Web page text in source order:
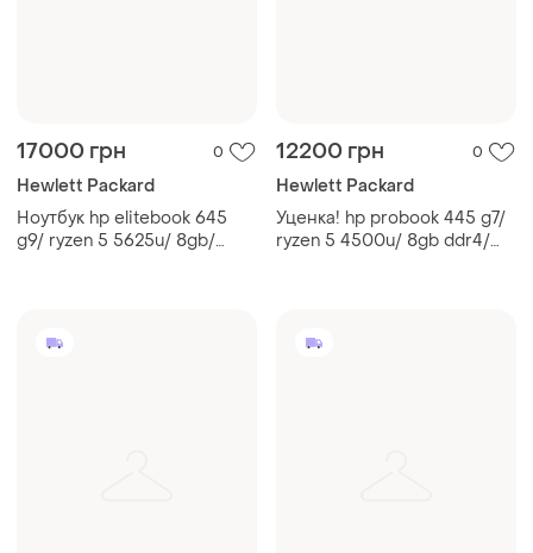
17000 грн 0
Hewlett Packard
Ноутбук hp elitebook 645
g9/ ryzen 5 5625u/ 8gb/
12200 грн 0
Hewlett Packard
Уценка! hp probook 445 g7/
ryzen 5 4500u/ 8gb ddr4/